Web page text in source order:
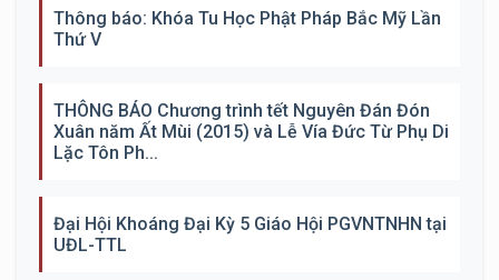
Thông báo: Khóa Tu Học Phật Pháp Bắc Mỹ Lần
Thứ V
THÔNG BÁO Chương trình tết Nguyên Đán Đón
Xuân năm Ất Mùi (2015) và Lễ Vía Đức Từ Phụ Di
Lặc Tôn Ph...
Đại Hội Khoáng Đại Kỳ 5 Giáo Hội PGVNTNHN tại
UĐL-TTL